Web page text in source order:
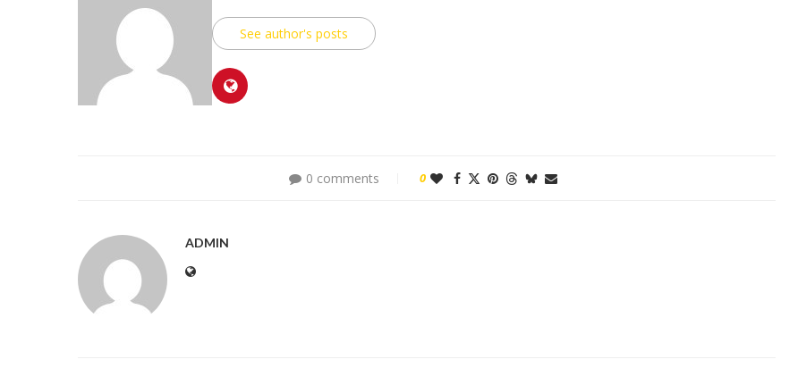
See author's posts
0 comments 0
ADMIN